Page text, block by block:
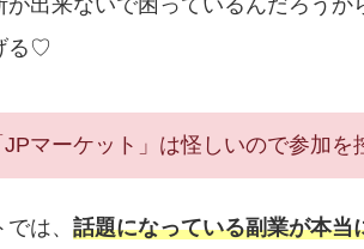
る♡
JPマーケット」は怪しいので参加を
は、 話題になっている副業が本当